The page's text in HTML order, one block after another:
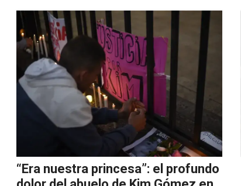
“Era nuestra princesa”: el profundo